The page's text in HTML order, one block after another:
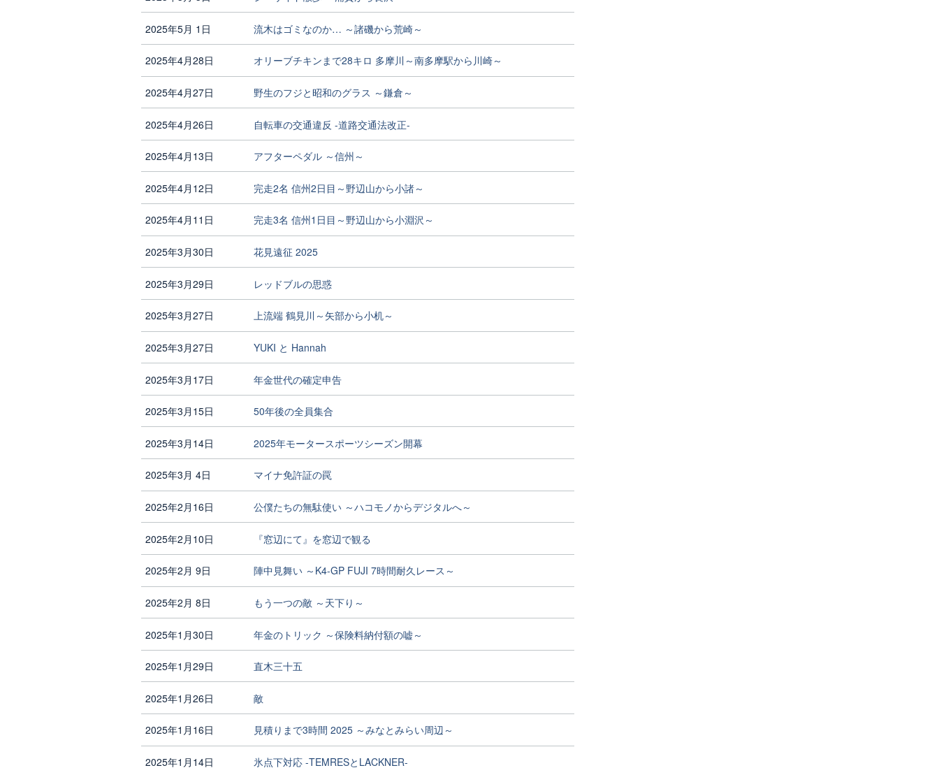
2025年5月 1日 流木はゴミなのか… ～諸磯から荒崎～
2025年4月28日 オリーブチキンまで28キロ 多摩川～南多摩駅から川崎～
2025年4月27日 野生のフジと昭和のグラス ～鎌倉～
2025年4月26日 自転車の交通違反 -道路交通法改正-
2025年4月13日 アフターペダル ～信州～
2025年4月12日 完走2名 信州2日目～野辺山から小諸～
2025年4月11日 完走3名 信州1日目～野辺山から小淵沢～
2025年3月30日 花見遠征 2025
2025年3月29日 レッドブルの思惑
2025年3月27日 上流端 鶴見川～矢部から小机～
2025年3月27日 YUKI と Hannah
2025年3月17日 年金世代の確定申告
2025年3月15日 50年後の全員集合
2025年3月14日 2025年モータースポーツシーズン開幕
2025年3月 4日 マイナ免許証の罠
2025年2月16日 公僕たちの無駄使い ～ハコモノからデジタルへ～
2025年2月10日 『窓辺にて』を窓辺で観る
2025年2月 9日 陣中見舞い ～K4-GP FUJI 7時間耐久レース～
2025年2月 8日 もう一つの敵 ～天下り～
2025年1月30日 年金のトリック ～保険料納付額の嘘～
2025年1月29日 直木三十五
2025年1月26日 敵
2025年1月16日 見積りまで3時間 2025 ～みなとみらい周辺～
2025年1月14日 氷点下対応 -TEMRESとLACKNER-